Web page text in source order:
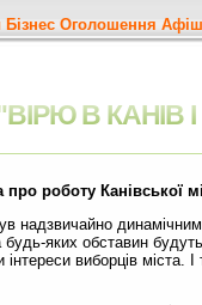
Бізнес Оголошення
В КАНІВ І
роботу Канівської
надзвичайно
яких обставин
виборців міста.